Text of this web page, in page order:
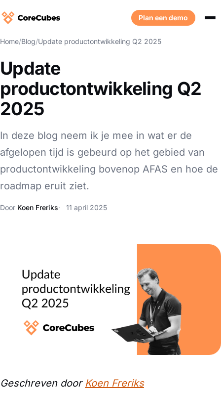
Plan een demo
Home/Blog/Update productontwikkeling Q2 2025
Update
productontwikkeling Q2
2025
In deze blog neem ik je mee in wat er de
afgelopen tijd is gebeurd op het gebied van
productontwikkeling bovenop AFAS en hoe de
roadmap eruit ziet.
Door Koen Freriks 11 april 2025
Geschreven door Koen Freriks